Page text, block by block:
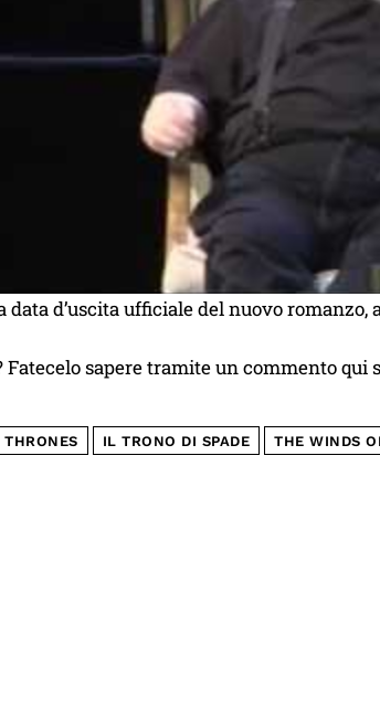
data d’uscita ufficiale del nuovo romanzo,
Fatecelo sapere tramite un commento qui
IL TRONO DI SPADE THE WINDS